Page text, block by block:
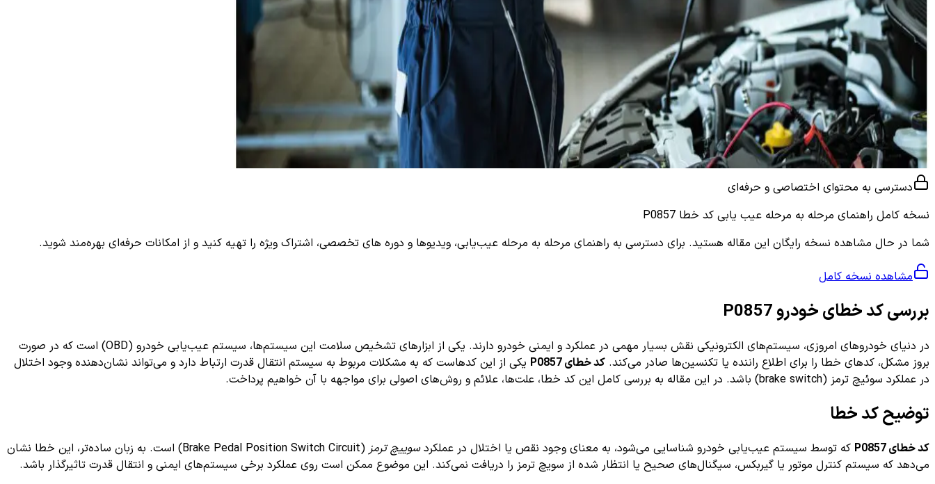
دسترسی به محتوای اختصاصی و حرفه‌ای
نسخه کامل راهنمای مرحله به مرحله عیب یابی کد خطا P0857
شما در حال مشاهده نسخه رایگان این مقاله هستید. برای دسترسی به راهنمای مرحله به مرحله عیب‌یابی، ویدیوها و دوره های تخصصی، اشتراک ویژه را تهیه کنید و از امکانات حرفه‌ای بهره‌مند شوید.
مشاهده نسخه کامل
بررسی کد خطای خودرو P0857
در دنیای خودروهای امروزی، سیستم‌های الکترونیکی نقش بسیار مهمی در عملکرد و ایمنی خودرو دارند. یکی از ابزارهای تشخیص سلامت این سیستم‌ها، سیستم عیب‌یابی خودرو (OBD) است که در صورت
بروز مشکل، کدهای خطا را برای اطلاع راننده یا تکنسین‌ها صادر می‌کند. کد خطای P0857
یکی از این کدهاست که به مشکلات مربوط به سیستم انتقال قدرت ارتباط دارد و می‌تواند نشان‌دهنده وجود اختلال
در عملکرد سوئیچ ترمز (brake switch) باشد. در این مقاله به بررسی کامل این کد خطا، علت‌ها، علائم و روش‌های اصولی برای مواجهه با آن خواهیم پرداخت.
توضیح کد خطا
کد خطای P0857 که توسط سیستم عیب‌یابی خودرو شناسایی می‌شود، به معنای وجود نقص یا اختلال در عملکردسوییچ ترمز
(Brake Pedal Position Switch Circuit) است. به زبان ساده‌تر، این خطا نشان
می‌دهد که سیستم کنترل موتور یا گیربکس، سیگنال‌های صحیح یا انتظار شده از سویچ ترمز را دریافت نمی‌کند. این موضوع ممکن است روی عملکرد برخی سیستم‌های ایمنی و انتقال قدرت تاثیرگذار باشد.